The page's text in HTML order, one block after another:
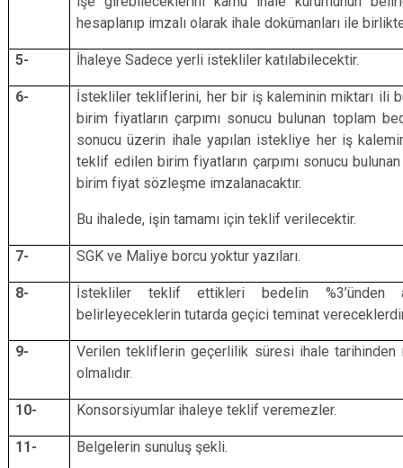
hesaplanıp imzalı olarak ihale dokümanları ile
5- İhaleye Sadece yerli istekliler katılabilecektir.
6-
İstekliler tekliflerini, her bir iş kaleminin miktarı ili
birim fiyatların çarpımı sonucu bulunan toplam
sonucu üzerin ihale yapılan istekliye her iş
teklif edilen birim fiyatların çarpımı sonucu
birim fiyat sözleşme imzalanacaktır.
Bu ihalede, işin tamamı için teklif verilecektir.
7- SGK ve Maliye borcu yoktur yazıları.
8-
İstekliler teklif ettikleri bedelin
belirleyeceklerin tutarda geçici teminat
9-
Verilen tekliflerin geçerlilik süresi ihale
olmalıdır.
10- Konsorsiyumlar ihaleye teklif veremezler.
11- Belgelerin sunuluş şekli.